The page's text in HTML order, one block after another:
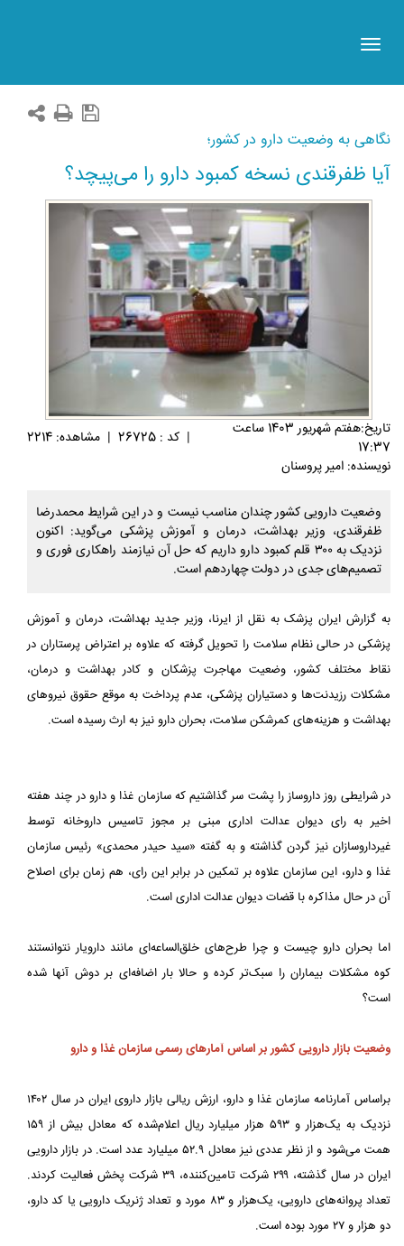
Toggle
نگاهی به وضعیت دارو در کشور؛
آیا ظفرقندی نسخه کمبود دارو را می‌پیچد؟
تاريخ:هفتم شهريور 1403 ساعت
17:37
| کد : 26725 | مشاهده: 2214
نویسنده: امیر پروسنان
وضعیت دارویی کشور چندان مناسب نیست و در این شرایط محمدرضا
ظفرقندی، وزیر بهداشت، درمان و آموزش پزشکی می‌گوید: اکنون
نزدیک به ۳۰۰ قلم کمبود دارو داریم که حل آن نیازمند راهکاری فوری و
تصمیم‌های جدی در دولت چهاردهم است.
به گزارش ایران پزشک به نقل از ایرنا، وزیر جدید بهداشت، درمان و آموزش
پزشکی در حالی نظام سلامت را تحویل گرفته که علاوه بر اعتراض پرستاران در
نقاط مختلف کشور، وضعیت مهاجرت پزشکان و کادر بهداشت و درمان،
مشکلات رزیدنت‌ها و دستیاران پزشکی، عدم پرداخت به موقع حقوق نیروهای
بهداشت و هزینه‌های کمرشکن سلامت، بحران دارو نیز به ارث رسیده است.
در شرایطی روز داروساز را پشت سر گذاشتیم که سازمان غذا و دارو در چند هفته
اخیر به رای دیوان عدالت اداری مبنی بر مجوز تاسیس داروخانه توسط
غیرداروسازان نیز گردن گذاشته و به گفته «سید حیدر محمدی» رئیس سازمان
غذا و دارو، این سازمان علاوه بر تمکین در برابر این رای، هم زمان برای اصلاح
آن در حال مذاکره با قضات دیوان عدالت اداری است.
اما بحران دارو چیست و چرا طرح‌های خلق‌الساعه‌ای مانند دارویار نتوانستند
کوه مشکلات بیماران را سبک‌تر کرده و حالا بار اضافه‌ای بر دوش آنها شده
است؟
وضعیت بازار دارویی کشور بر اساس آمارهای رسمی سازمان غذا و دارو
براساس آمارنامه سازمان غذا و دارو، ارزش ریالی بازار داروی ایران در سال ۱۴۰۲
نزدیک به یک‌هزار و ۵۹۳ هزار میلیارد ریال اعلام‌شده که معادل بیش از ۱۵۹
همت می‌شود و از نظر عددی نیز معادل ۵۲.۹ میلیارد عدد است. در بازار دارویی
ایران در سال گذشته، ۲۹۹ شرکت تامین‌کننده، ۳۹ شرکت پخش فعالیت کردند.
تعداد پروانه‌های دارویی، یک‌هزار و ۸۳ مورد و تعداد ژنریک دارویی یا کد دارو،
دو هزار و ۲۷ مورد بوده است.